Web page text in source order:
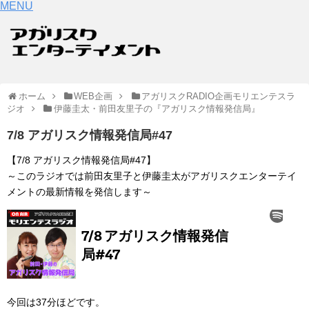
MENU
ホーム WEB企画
アガリスクRADIO企画モリエンテスラ
ジオ
伊藤圭太・前田友里子の『アガリスク情報発信局』
7/8 アガリスク情報発信局#47
【7/8 アガリスク情報発信局#47】
～このラジオでは前田友里子と伊藤圭太がアガリスクエンターテイ
メントの最新情報を発信します～
今回は37分ほどです。